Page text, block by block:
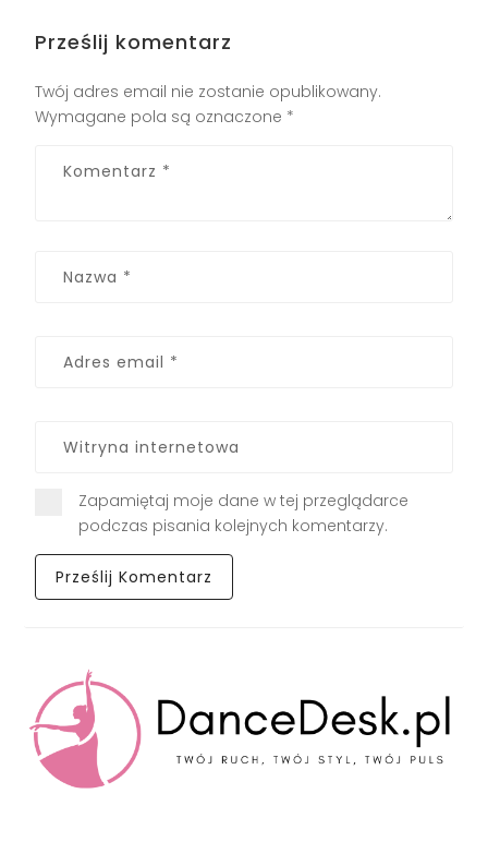
Prześlij komentarz
Twój adres email nie zostanie opublikowany.
Wymagane pola są oznaczone *
Zapamiętaj moje dane w tej przeglądarce
podczas pisania kolejnych komentarzy.